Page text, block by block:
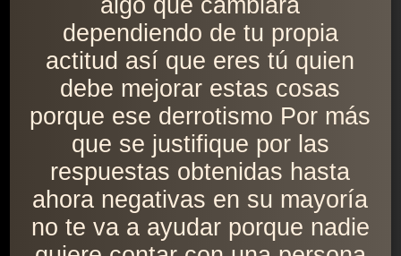
algo que cambiará
dependiendo de tu propia
actitud así que eres tú quien
debe mejorar estas cosas
porque ese derrotismo Por más
que se justifique por las
respuestas obtenidas hasta
ahora negativas en su mayoría
no te va a ayudar porque nadie